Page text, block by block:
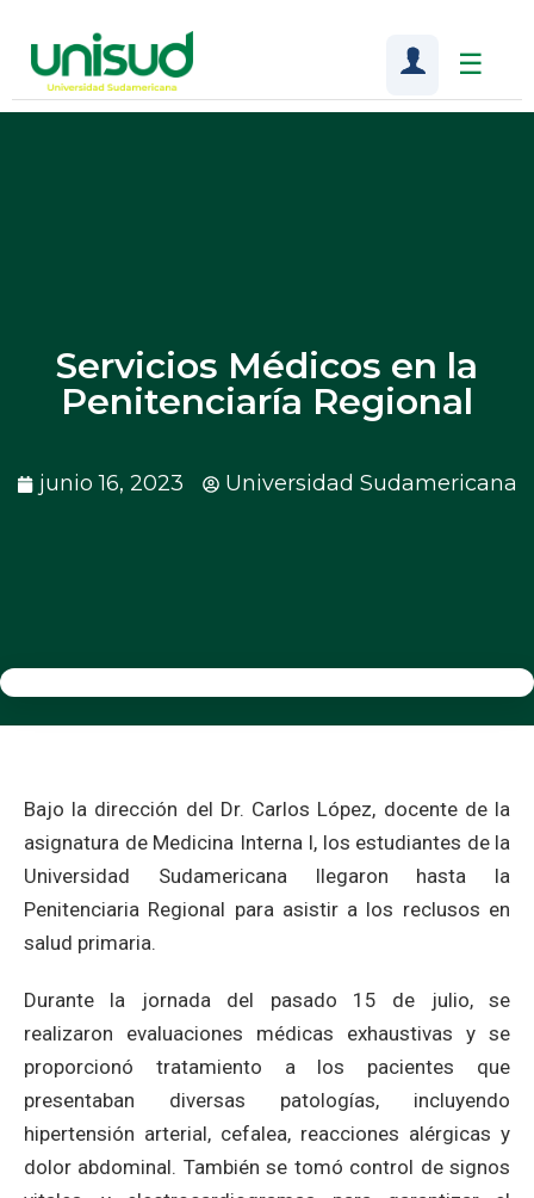
☰
Servicios Médicos en la
Penitenciaría Regional
junio 16, 2023 Universidad Sudamericana
Bajo la dirección del Dr. Carlos López, docente de la
asignatura de Medicina Interna I, los estudiantes de la
Universidad Sudamericana llegaron hasta la
Penitenciaria Regional para asistir a los reclusos en
salud primaria.
Durante la jornada del pasado 15 de julio, se
realizaron evaluaciones médicas exhaustivas y se
proporcionó tratamiento a los pacientes que
presentaban diversas patologías, incluyendo
hipertensión arterial, cefalea, reacciones alérgicas y
dolor abdominal. También se tomó control de signos